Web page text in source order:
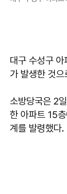
대구 수성구
가 발생한 것
소방당국은 2
한 아파트 15
계를 발령했다.